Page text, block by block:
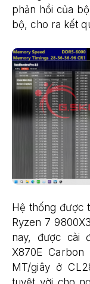
phản hồi của
bộ, cho ra kết
Hệ thống được
Ryzen 7
nay, được cài
X870E
MT/giây ở